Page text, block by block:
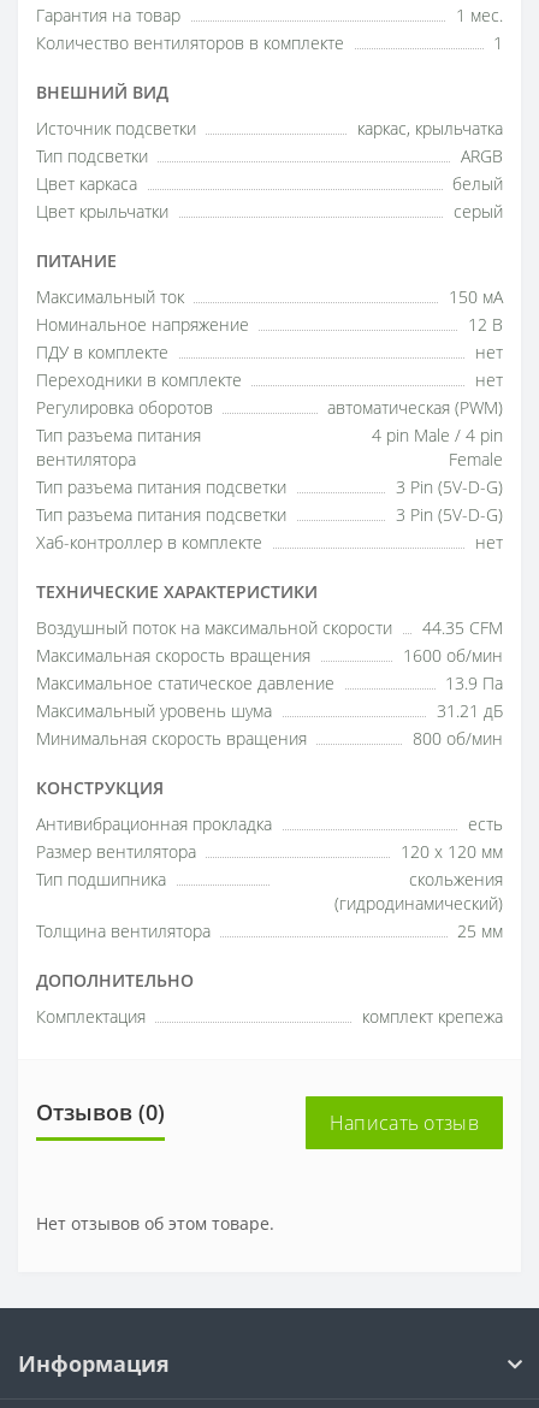
Гарантия на товар
1 мес.
Количество вентиляторов в комплекте
1
ВНЕШНИЙ ВИД
Источник подсветки
каркас, крыльчатка
Тип подсветки
ARGB
Цвет каркаса
белый
Цвет крыльчатки
серый
ПИТАНИЕ
Максимальный ток
150 мА
Номинальное напряжение
12 В
ПДУ в комплекте
нет
Переходники в комплекте
нет
Регулировка оборотов
автоматическая (PWM)
Тип разъема питания
вентилятора
4 pin Male / 4 pin
Female
Тип разъема питания подсветки
3 Pin (5V-D-G)
Тип разъема питания подсветки
3 Pin (5V-D-G)
Хаб-контроллер в комплекте
нет
ТЕХНИЧЕСКИЕ ХАРАКТЕРИСТИКИ
Воздушный поток на максимальной скорости
44.35 CFM
Максимальная скорость вращения
1600 об/мин
Максимальное статическое давление
13.9 Па
Максимальный уровень шума
31.21 дБ
Минимальная скорость вращения
800 об/мин
КОНСТРУКЦИЯ
Антивибрационная прокладка
есть
Размер вентилятора
120 x 120 мм
Тип подшипника
скольжения
(гидродинамический)
Толщина вентилятора
25 мм
ДОПОЛНИТЕЛЬНО
Комплектация комплект крепежа
Отзывов (0) Написать отзыв
Нет отзывов об этом товаре.
Информация